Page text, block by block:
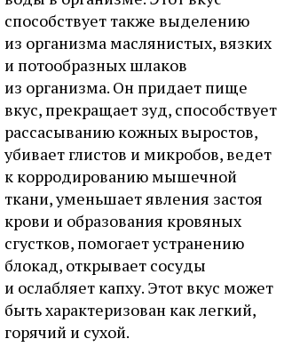
способствует также выделению
из организма маслянистых, вязких
и потообразных шлаков
из организма. Он придает пище
вкус, прекращает зуд, способствует
рассасыванию кожных выростов,
убивает глистов и микробов, ведет
к корродированию мышечной
ткани, уменьшает явления застоя
крови и образования кровяных
сгустков, помогает устранению
блокад, открывает сосуды
и ослабляет капху. Этот вкус может
быть характеризован как легкий,
горячий и сухой.